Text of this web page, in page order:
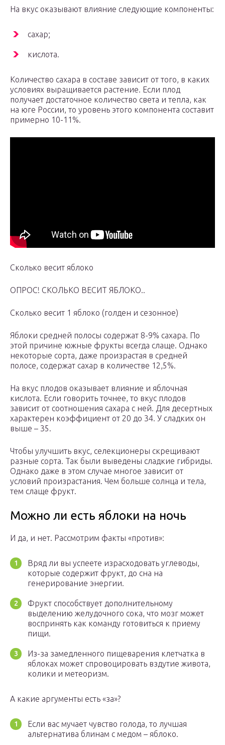
На вкус оказывают влияние следующие компоненты:
сахар;
кислота.
Количество сахара в составе зависит от того, в каких
условиях выращивается растение. Если плод
получает достаточное количество света и тепла, как
на юге России, то уровень этого компонента составит
примерно 10-11%.
Сколько весит яблоко
ОПРОС! СКОЛЬКО ВЕСИТ ЯБЛОКО..
Сколько весит 1 яблоко (голден и сезонное)
Яблоки средней полосы содержат 8-9% сахара. По
этой причине южные фрукты всегда слаще. Однако
некоторые сорта, даже произрастая в средней
полосе, содержат сахар в количестве 12,5%.
На вкус плодов оказывает влияние и яблочная
кислота. Если говорить точнее, то вкус плодов
зависит от соотношения сахара с ней. Для десертных
характерен коэффициент от 20 до 34. У сладких он
выше – 35.
Чтобы улучшить вкус, селекционеры скрещивают
разные сорта. Так были выведены сладкие гибриды.
Однако даже в этом случае многое зависит от
условий произрастания. Чем больше солнца и тела,
тем слаще фрукт.
Можно ли есть яблоки на ночь
И да, и нет. Рассмотрим факты «против»:
Вряд ли вы успеете израсходовать углеводы,
которые содержит фрукт, до сна на
генерирование энергии.
Фрукт способствует дополнительному
выделению желудочного сока, что мозг может
воспринять как команду готовиться к приему
пищи.
Из-за замедленного пищеварения клетчатка в
яблоках может спровоцировать вздутие живота,
колики и метеоризм.
А какие аргументы есть «за»?
Если вас мучает чувство голода, то лучшая
альтернатива блинам с медом – яблоко.